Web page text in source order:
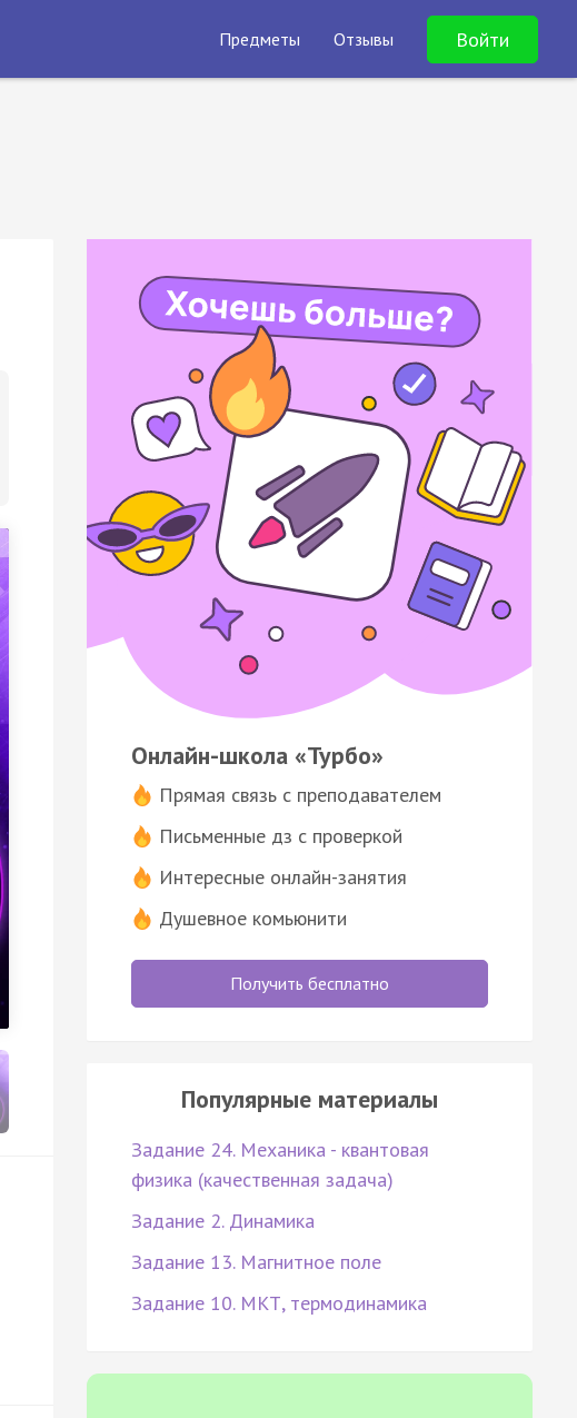
Предметы Отзывы Войти
Онлайн-школа «Турбо»
Прямая связь с преподавателем
Письменные дз с проверкой
Интересные онлайн-занятия
Душевное комьюнити
Получить бесплатно
Популярные материалы
Задание 24. Механика - квантовая
физика (качественная задача)
Задание 2. Динамика
Задание 13. Магнитное поле
Задание 10. МКТ, термодинамика